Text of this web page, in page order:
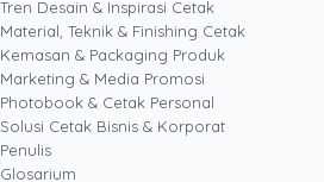
membantu bisnis
kreativitas serta media
Popular
Tren Desain & Inspirasi Cetak
Material, Teknik & Finishing Cetak
Kemasan & Packaging Produk
Marketing & Media Promosi
Photobook & Cetak Personal
Solusi Cetak Bisnis & Korporat
Penulis
Glosarium